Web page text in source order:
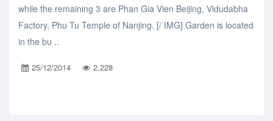
while the remaining 3 are Phan Gia Vien Beijing, Vidudabha
Factory, Phu Tu Temple of Nanjing. [/ IMG] Garden is located
in the bu ..
25/12/2014 2,228